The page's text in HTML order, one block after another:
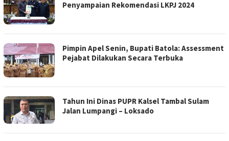
Penyampaian Rekomendasi LKPJ 2024
Pimpin Apel Senin, Bupati Batola: Assessment
Pejabat Dilakukan Secara Terbuka
Tahun Ini Dinas PUPR Kalsel Tambal Sulam
Jalan Lumpangi – Loksado